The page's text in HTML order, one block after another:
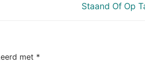
Staand Of Op
met *